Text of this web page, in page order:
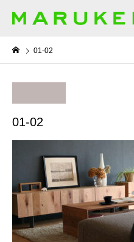
01-02
01-02